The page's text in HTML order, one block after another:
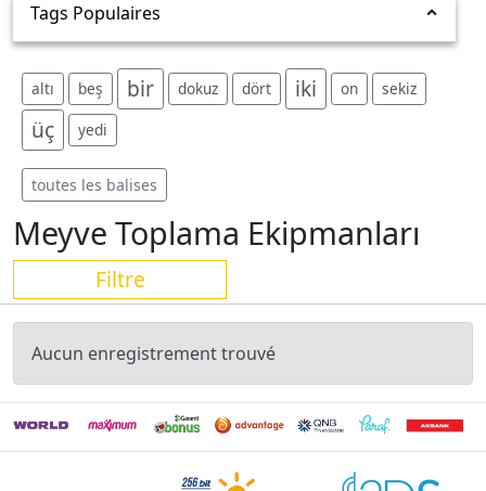
Tags Populaires
altı beş bir dokuz dört iki on sekiz
üç yedi
toutes les balises
Meyve Toplama Ekipmanları
Filtre
Aucun enregistrement trouvé